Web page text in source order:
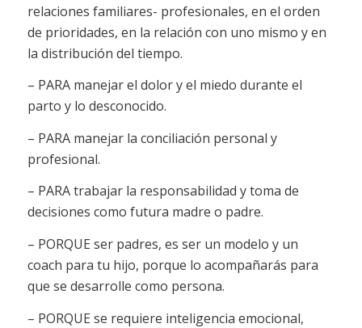
relaciones familiares- profesionales, en el orden
de prioridades, en la relación con uno mismo y en
la distribución del tiempo.
– PARA manejar el dolor y el miedo durante el
parto y lo desconocido.
– PARA manejar la conciliación personal y
profesional.
– PARA trabajar la responsabilidad y toma de
decisiones como futura madre o padre.
– PORQUE ser padres, es ser un modelo y un
coach para tu hijo, porque lo acompañarás para
que se desarrolle como persona.
– PORQUE se requiere inteligencia emocional,